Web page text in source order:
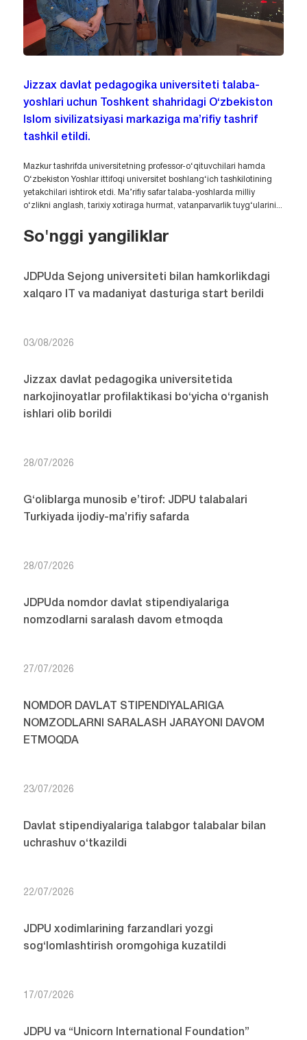
Jizzax davlat pedagogika universiteti talaba-
yoshlari uchun Toshkent shahridagi O‘zbekiston
Islom sivilizatsiyasi markaziga ma’rifiy tashrif
tashkil etildi.
Mazkur tashrifda universitetning professor-o‘qituvchilari hamda
O‘zbekiston Yoshlar ittifoqi universitet boshlang‘ich tashkilotining
yetakchilari ishtirok etdi. Ma’rifiy safar talaba-yoshlarda milliy
o‘zlikni anglash, tarixiy xotiraga hurmat, vatanparvarlik tuyg‘ularini...
So'nggi yangiliklar
JDPUda Sejong universiteti bilan hamkorlikdagi
xalqaro IT va madaniyat dasturiga start berildi
03/08/2026
Jizzax davlat pedagogika universitetida
narkojinoyatlar profilaktikasi bo‘yicha o‘rganish
ishlari olib borildi
28/07/2026
G‘oliblarga munosib e’tirof: JDPU talabalari
Turkiyada ijodiy-ma’rifiy safarda
28/07/2026
JDPUda nomdor davlat stipendiyalariga
nomzodlarni saralash davom etmoqda
27/07/2026
NOMDOR DAVLAT STIPENDIYALARIGA
NOMZODLARNI SARALASH JARAYONI DAVOM
ETMOQDA
23/07/2026
Davlat stipendiyalariga talabgor talabalar bilan
uchrashuv o‘tkazildi
22/07/2026
JDPU xodimlarining farzandlari yozgi
sog‘lomlashtirish oromgohiga kuzatildi
17/07/2026
JDPU va “Unicorn International Foundation”